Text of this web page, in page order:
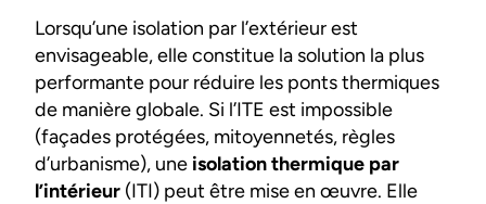
Lorsqu’une isolation par l’extérieur est
envisageable, elle constitue la solution la plus
performante pour réduire les ponts thermiques
de manière globale. Si l’ITE est impossible
(façades protégées, mitoyennetés, règles
d’urbanisme), une isolation thermique par
l’intérieur (ITI) peut être mise en œuvre. Elle